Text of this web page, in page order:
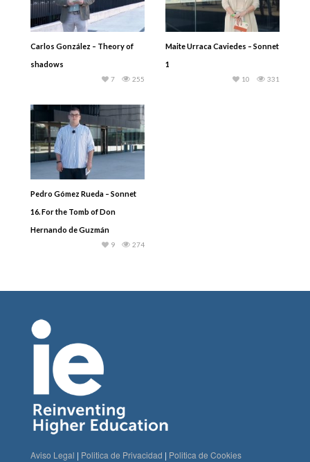
Carlos González – Theory of
shadows
255
7
Maite Urraca Caviedes – Sonnet
1
331
10
Pedro Gómez Rueda – Sonnet
16. For the Tomb of Don
Hernando de Guzmán
274
9
Aviso Legal | Politica de Privacidad | Politica de Cookies